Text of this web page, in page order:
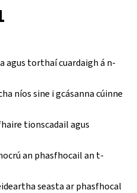
agus torthaí cuardaigh á n-
níos sine i gcásanna cúinne
tionscadail agus
an phasfhocail an t-
seasta ar phasfhocal